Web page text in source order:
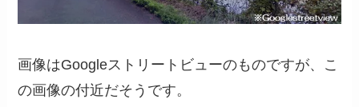
画像はGoogleストリートビューのものですが、こ
の画像の付近だそうです。